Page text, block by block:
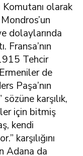
Komutanı olarak
dolaylarında
Fransa’nın
Tehcir
de
Paşa’nın
karşılık,
için bitmiş
kendi
karşılığını
Adana da